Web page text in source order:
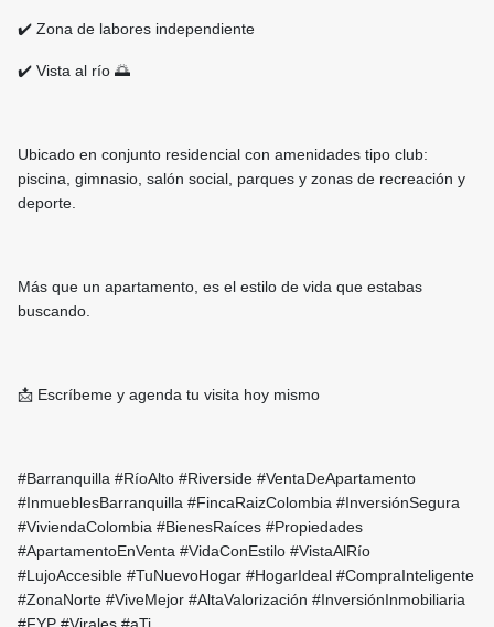
✔️ Zona de labores independiente
✔️ Vista al río 🌅
Ubicado en conjunto residencial con amenidades tipo club:
piscina, gimnasio, salón social, parques y zonas de recreación y
deporte.
Más que un apartamento, es el estilo de vida que estabas
buscando.
📩 Escríbeme y agenda tu visita hoy mismo
#Barranquilla #RíoAlto #Riverside #VentaDeApartamento
#InmueblesBarranquilla #FincaRaizColombia #InversiónSegura
#ViviendaColombia #BienesRaíces #Propiedades
#ApartamentoEnVenta #VidaConEstilo #VistaAlRío
#LujoAccesible #TuNuevoHogar #HogarIdeal #CompraInteligente
#ZonaNorte #ViveMejor #AltaValorización #InversiónInmobiliaria